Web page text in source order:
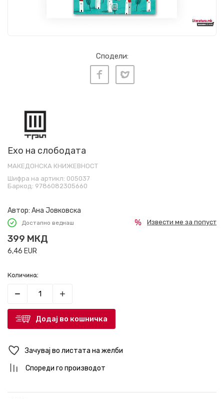
Сподели:
Ехо на слободата
МАКЕДОНСКА КНИЖЕВНОСТ
Шифра на артикл: 005037
Баркод: 9786082305660
Автор: Ана Јовковска
Достапно веднаш
399 МКД
6,46 EUR
Извести ме за попуст
Количина:
Додај во кошничка
Зачувај во листата на желби
Спореди го производот